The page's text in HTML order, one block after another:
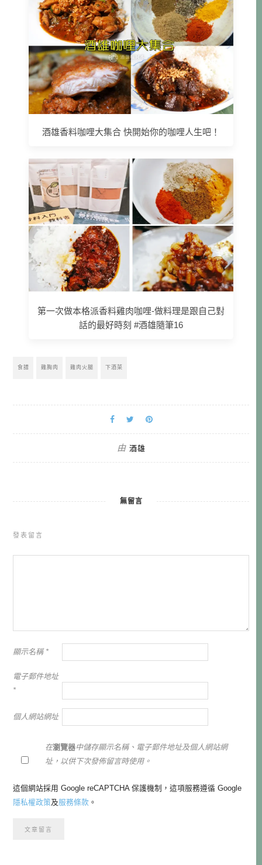
酒雄香料咖哩大集合 快開始你的咖哩人生吧！
第一次做本格派香料雞肉咖哩-做料理是跟自己對
話的最好時刻 #酒雄隨筆16
食譜 雞胸肉 雞肉火腿 下酒菜
由 酒雄
無留言
發表留言
顯示名稱 *
電子郵件地址
*
個人網站網址
在瀏覽器中儲存顯示名稱、電子郵件地址及個人網站網
址，以供下次發佈留言時使用。
這個網站採用 Google reCAPTCHA 保護機制，這項服務遵循 Google
隱私權政策及服務條款 。